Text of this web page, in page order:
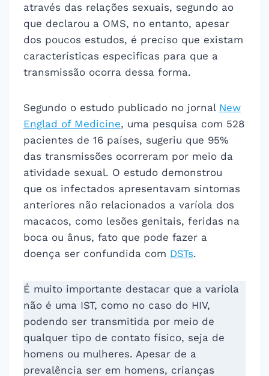
através das relações sexuais, segundo ao
que declarou a OMS, no entanto, apesar
dos poucos estudos, é preciso que existam
características especificas para que a
transmissão ocorra dessa forma.
Segundo o estudo publicado no jornal New
Englad of Medicine, uma pesquisa com 528
pacientes de 16 países, sugeriu que 95%
das transmissões ocorreram por meio da
atividade sexual. O estudo demonstrou
que os infectados apresentavam sintomas
anteriores não relacionados a varíola dos
macacos, como lesões genitais, feridas na
boca ou ânus, fato que pode fazer a
doença ser confundida com DSTs.
É muito importante destacar que a varíola
não é uma IST, como no caso do HIV,
podendo ser transmitida por meio de
qualquer tipo de contato físico, seja de
homens ou mulheres. Apesar de a
prevalência ser em homens, crianças